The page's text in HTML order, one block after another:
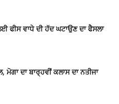
ਫੀਸ ਵਾਧੇ ਦੀ ਹੱਦ ਘਟਾਉਣ ਦਾ ਫੈਸਲਾ
ਦਾ ਬਾਰ੍ਹਵੀਂ ਕਲਾਸ ਦਾ ਨਤੀਜਾ